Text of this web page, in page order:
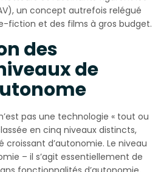
un concept autrefois relégué
fiction et des films à gros budget.
des
de
pas une technologie « tout ou
en cinq niveaux distincts,
d’autonomie. Le niveau
– il s’agit essentiellement de